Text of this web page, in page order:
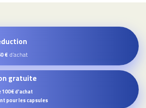
€ d’achat
gratuite
100€ d'achat
pour les capsules